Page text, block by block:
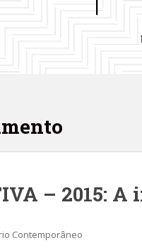
– 2015:
Contemporâneo